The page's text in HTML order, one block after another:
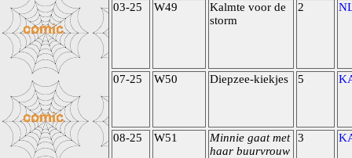
03-25 W49
Kalmte voor de
storm
2
07-25 W50 Diepzee-kiekjes 5
08-25 W51
Minnie gaat met
haar buurvrouw
3